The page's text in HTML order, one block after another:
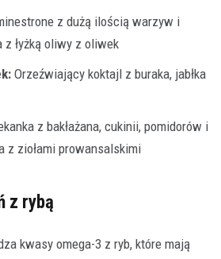
z dużą ilością warzyw i
z łyżką oliwy z oliwek
Orzeźwiający koktajl z buraka, jabłka
z bakłażana, cukinii, pomidorów i
z ziołami prowansalskimi
z rybą
kwasy omega-3 z ryb, które mają